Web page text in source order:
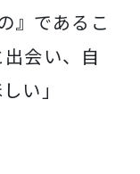
』であるこ
会い、自
い」